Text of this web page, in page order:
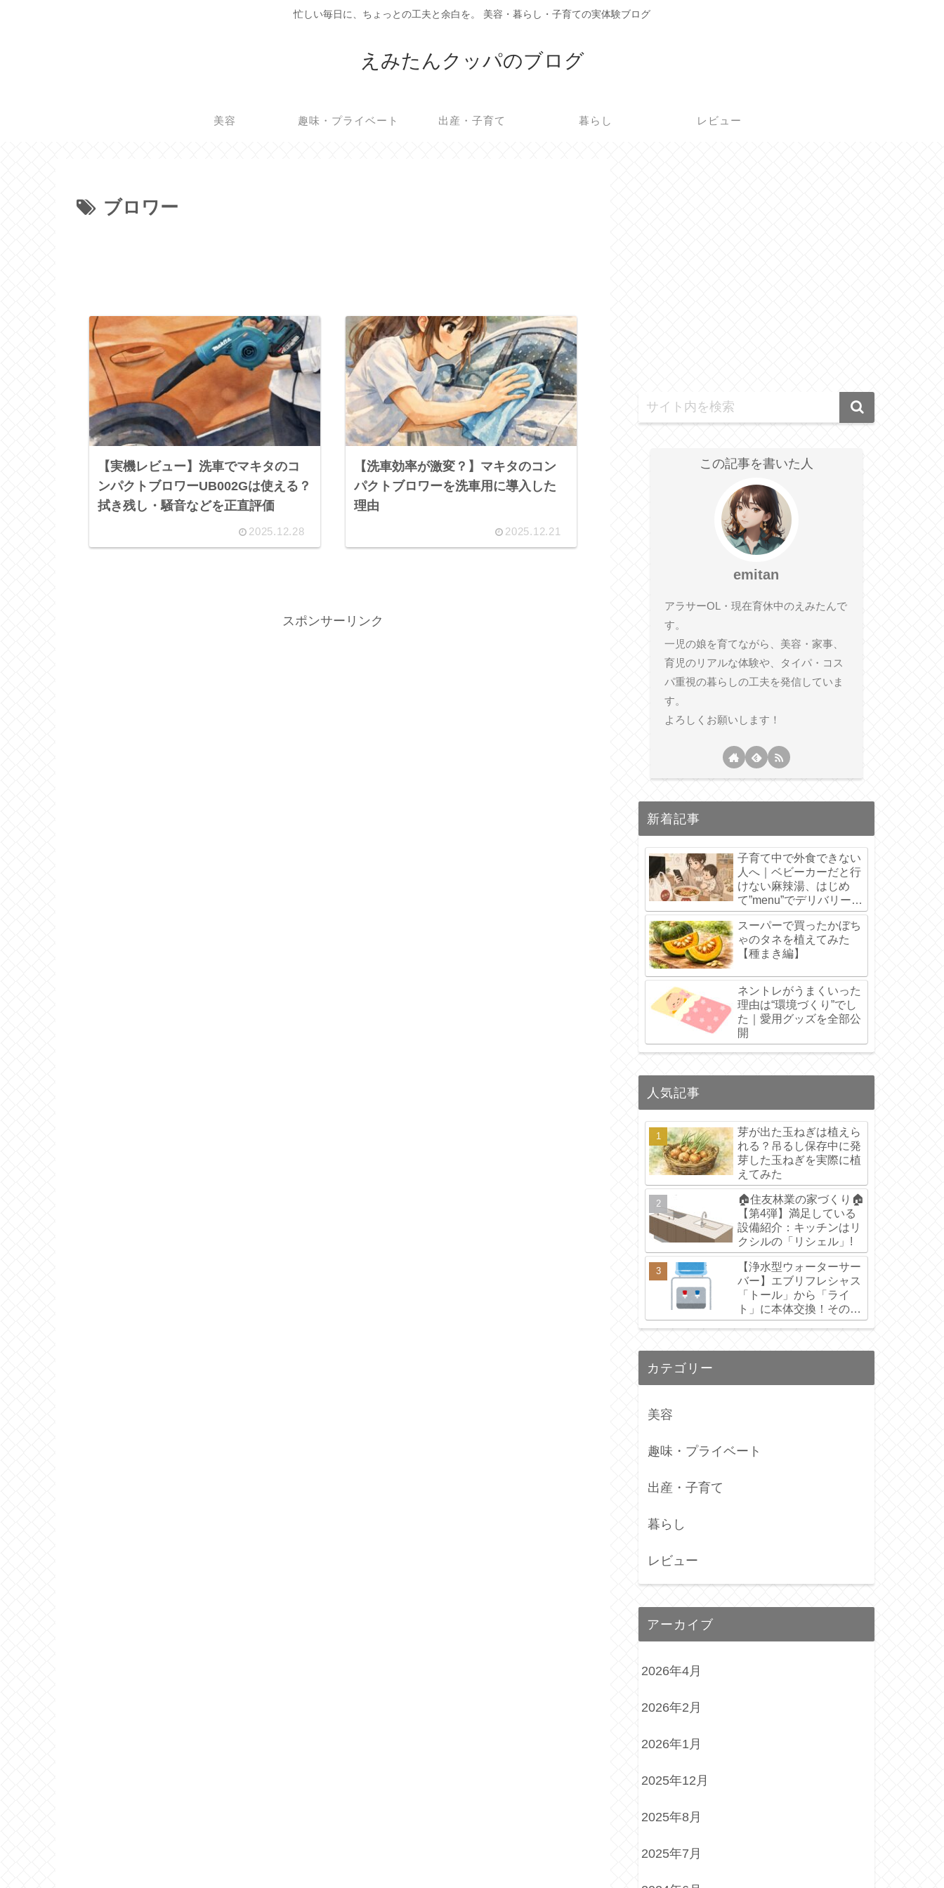
忙しい毎日に、ちょっとの工夫と余白を。 美容・暮らし・子育ての実体験ブログ
えみたんクッパのブログ
美容 趣味・プライベート 出産・子育て 暮らし レビュー
ブロワー
【実機レビュー】洗車でマキタのコ
ンパクトブロワーUB002Gは使える？
拭き残し・騒音などを正直評価
2025.12.28
【洗車効率が激変？】マキタのコン
パクトブロワーを洗車用に導入した
理由
2025.12.21
スポンサーリンク
この記事を書いた人
emitan
アラサーOL・現在育休中のえみたんで
す。
一児の娘を育てながら、美容・家事、
育児のリアルな体験や、タイパ・コス
パ重視の暮らしの工夫を発信していま
す。
よろしくお願いします！
新着記事
子育て中で外食できない
人へ｜ベビーカーだと行
けない麻辣湯、はじめ
て”menu”でデリバリーし
てみた【6,800円分の初
回クーポンあり】
スーパーで買ったかぼち
ゃのタネを植えてみた
【種まき編】
ネントレがうまくいった
理由は“環境づくり”でし
た｜愛用グッズを全部公
開
人気記事
芽が出た玉ねぎは植えら
れる？吊るし保存中に発
芽した玉ねぎを実際に植
えてみた
🏠住友林業の家づくり🏠
【第4弾】満足している
設備紹介：キッチンはリ
クシルの「リシェル」!
【浄水型ウォーターサー
バー】エブリフレシャス
「トール」から「ライ
ト」に本体交換！その理
由とリアルな感想
カテゴリー
美容
趣味・プライベート
出産・子育て
暮らし
レビュー
アーカイブ
2026年4月
2026年2月
2026年1月
2025年12月
2025年8月
2025年7月